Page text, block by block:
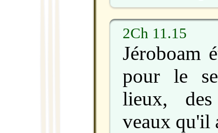
2Ch 11.15
Jéroboam
pour le
lieux,
veaux qu'il